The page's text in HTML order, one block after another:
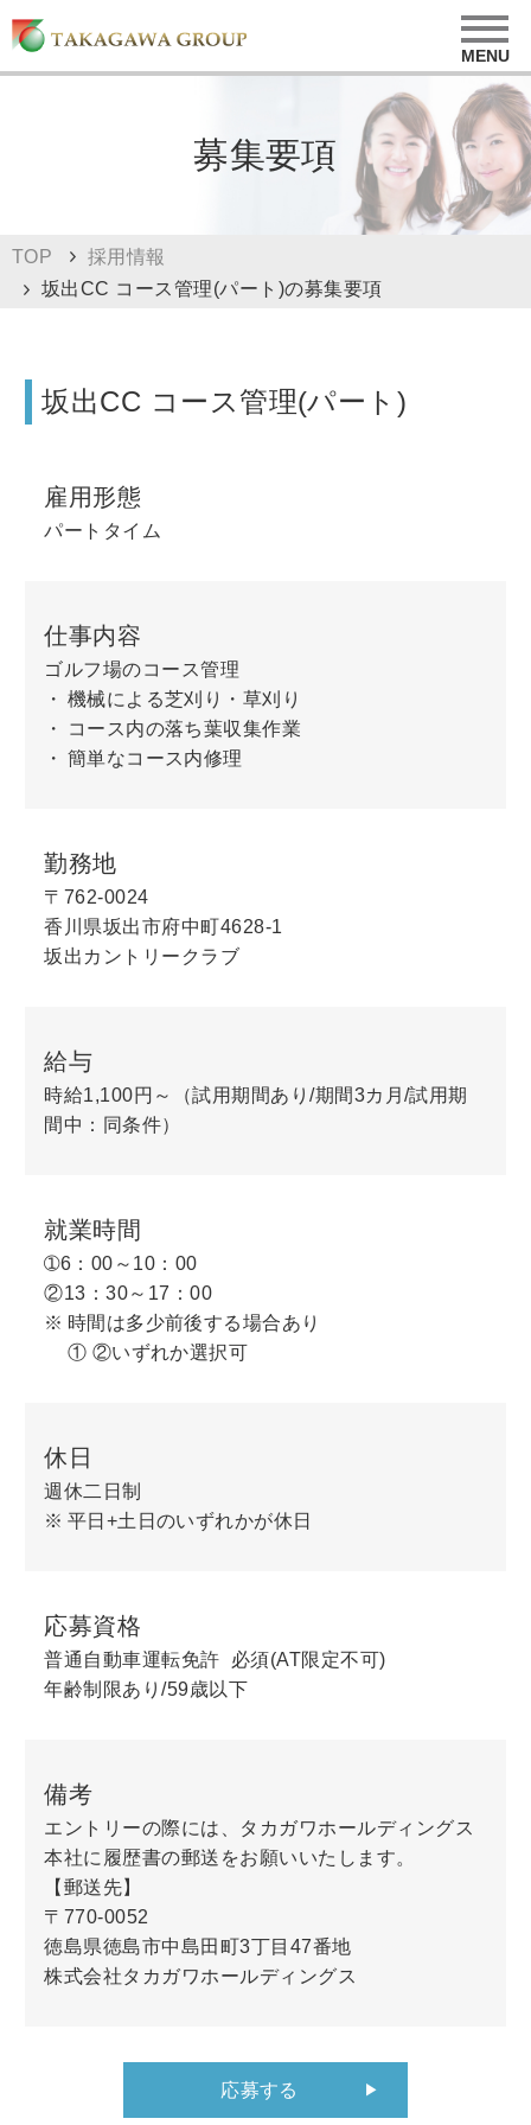
募集要項
TOP
採用情報
坂出CC コース管理(パート)の募集要項
坂出CC コース管理(パート)
雇用形態
パートタイム
仕事内容
ゴルフ場のコース管理
機械による芝刈り・草刈り
コース内の落ち葉収集作業
簡単なコース内修理
勤務地
〒762-0024
香川県坂出市府中町4628-1
坂出カントリークラブ
給与
時給1,100円～（試用期間あり/期間3カ月/試用期
間中：同条件）
就業時間
➀6：00～10：00
②13：30～17：00
時間は多少前後する場合あり
① ②いずれか選択可
休日
週休二日制
平日+土日のいずれかが休日
応募資格
普通自動車運転免許 必須(AT限定不可)
年齢制限あり/59歳以下
備考
エントリーの際には、タカガワホールディングス
本社に履歴書の郵送をお願いいたします。
【郵送先】
〒770-0052
徳島県徳島市中島田町3丁目47番地
株式会社タカガワホールディングス
応募する